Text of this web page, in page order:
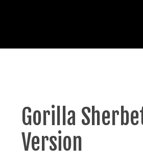
Gorilla
Version